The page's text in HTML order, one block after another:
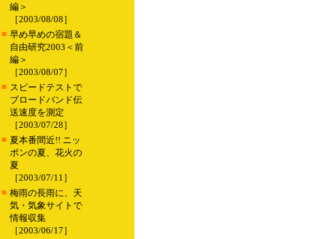
編＞
［2003/08/08］
■ 早め早めの宿題＆
自由研究2003＜前
編＞
［2003/08/07］
■ スピードテストで
ブロードバンド伝
送速度を測定
［2003/07/28］
■ 夏本番間近!! ニッ
ポンの夏、花火の
夏
［2003/07/11］
■ 梅雨の長雨に、天
気・気象サイトで
情報収集
［2003/06/17］